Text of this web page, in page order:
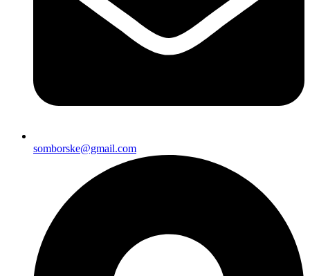
somborske@gmail.com